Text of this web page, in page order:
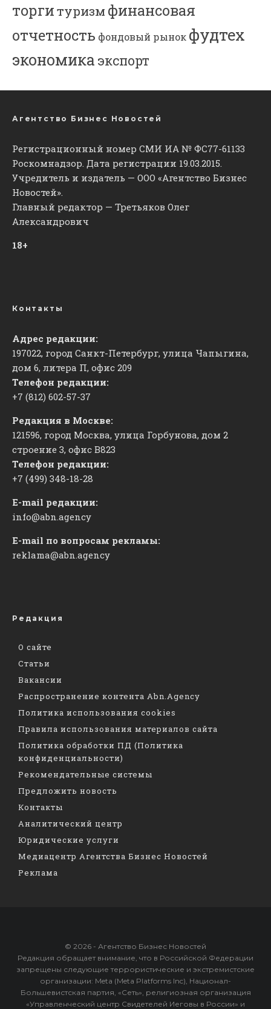
торгитуризм финансовая
отчетность фондовый рынок фудтех
экономика экспорт
Агентство Бизнес Новостей
Регистрационный номер СМИ ИА № ФС77-61133
Роскомнадзор. Дата регистрации 19.03.2015.
Учредитель и издатель — ООО «Агентство Бизнес
Новостей».
Главный редактор — Третьяков Олег
Александрович
18+
Контакты
Адрес редакции:
197022, город Санкт-Петербург, улица Чапыгина,
дом 6, литера П, офис 209
Телефон редакции:
+7 (812) 602-57-37
Редакция в Москве:
121596, город Москва, улица Горбунова, дом 2
строение 3, офис ​В823
Телефон редакции:
+7 (499) 348-18-28
E-mail редакции:
info@abn.agency
E-mail по вопросам рекламы:
reklama@abn.agency
Редакция
О сайте
Статьи
Вакансии
Распространение контента Abn.Agency
Политика использования cookies
Правила использования материалов сайта
Политика обработки ПД (Политика
конфиденциальности)
Рекомендательные системы
Предложить новость
Контакты
Аналитический центр
Юридические услуги
Медиацентр Агентства Бизнес Новостей
Реклама
© 2026 - Агентство Бизнес Новостей
Редакция обращает внимание, что в Российской Федерации
запрещены следующие террористические и экстремистские
организации: Meta (Meta Platforms Inc), Национал-
Большевистская партия, «Сеть», религиозная организация
«Управленческий центр Свидетелей Иеговы в России» и